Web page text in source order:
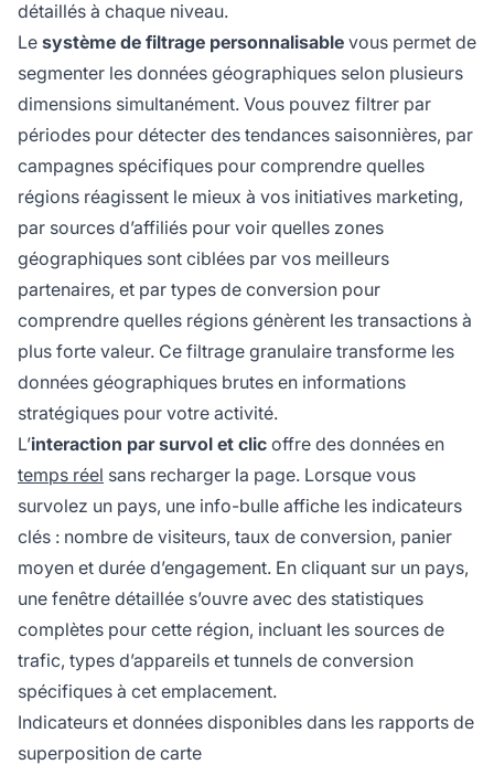
détaillés à chaque niveau.
Le système de filtrage personnalisable vous permet de
segmenter les données géographiques selon plusieurs
dimensions simultanément. Vous pouvez filtrer par
périodes pour détecter des tendances saisonnières, par
campagnes spécifiques pour comprendre quelles
régions réagissent le mieux à vos initiatives marketing,
par sources d’affiliés pour voir quelles zones
géographiques sont ciblées par vos meilleurs
partenaires, et par types de conversion pour
comprendre quelles régions génèrent les transactions à
plus forte valeur. Ce filtrage granulaire transforme les
données géographiques brutes en informations
stratégiques pour votre activité.
L’interaction par survol et clic offre des données en
temps réel sans recharger la page. Lorsque vous
survolez un pays, une info-bulle affiche les indicateurs
clés : nombre de visiteurs, taux de conversion, panier
moyen et durée d’engagement. En cliquant sur un pays,
une fenêtre détaillée s’ouvre avec des statistiques
complètes pour cette région, incluant les sources de
trafic, types d’appareils et tunnels de conversion
spécifiques à cet emplacement.
Indicateurs et données disponibles dans les rapports de
superposition de carte